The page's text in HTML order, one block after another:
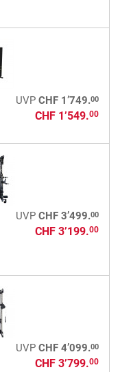
UVP CHF 1’749.00
CHF 1’549.00
UVP CHF 3’499.00
CHF 3’199.00
UVP CHF 4’099.00
CHF 3’799.00